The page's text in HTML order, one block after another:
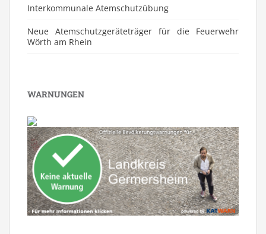
⁠Interkommunale Atemschutzübung
Neue Atemschutzgeräteträger für die Feuerwehr
Wörth am Rhein
WARNUNGEN